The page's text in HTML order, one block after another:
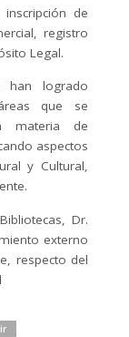
de
registro
Legal.
han logrado
que se
materia de
aspectos
y Cultural,
Dr.
externo
respecto del